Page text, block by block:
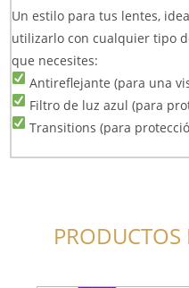
Un estilo para tus lentes,
utilizarlo con cualquier tipo
que necesites:
Antireflejante (para una
Filtro de luz azul (para
Transitions (para